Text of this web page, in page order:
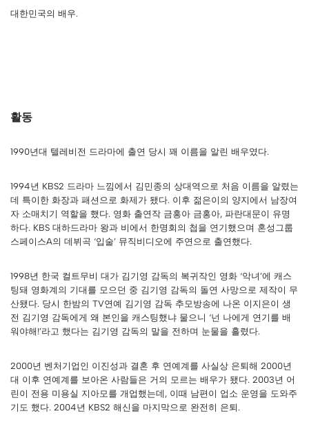
대한민국의 배우.
활동
1990년대 텔레비전 드라마에 출연 당시 꽤 이름을 알린 배우였다.
1994년 KBS2 드라마 느낌에서 김민종의 상대역으로 처음 이름을 알렸는
데 특이한 화장과 패션으로 화제가 됐다. 이후 젊은이의 양지에서 남장여
자 소매치기 역할을 했다. 영화 출연작 금홍아 금홍아, 파란대문이 유명
하다. KBS 대하드라마 왕과 비에서 한명회의 첩을 연기했으며 혼성그룹
스페이스A의 데뷔곡 ‘입술’ 뮤직비디오에 주연으로 출연했다.
1998년 한국 컬트무비 대가 김기영 감독의 복귀작인 영화 ‘악녀’에 캐스
팅돼 영화계의 기대를 모으던 중 김기영 감독의 돌연 사망으로 제작이 무
산됐다. 당시 한밤의 TV연예 김기영 감독 추모방송에 나온 이지은이 생
전 김기영 감독에게 왜 본인을 캐스팅했냐 물으니 ‘넌 나에게 연기를 배
워야해!’라고 했다는 김기영 감독의 말을 전하며 눈물을 흘렸다.
2000년 벤처기업인 이진성과 결혼 후 연예계를 사실상 은퇴해 2000년
대 이후 연예계를 보아온 사람들은 거의 모르는 배우가 됐다. 2003년 어
린이 전용 미용실 지아모를 개업했는데, 이때 남편이 업소 운영을 도와주
기도 했다. 2004년 KBS2 해신을 마지막으로 완전히 은퇴.